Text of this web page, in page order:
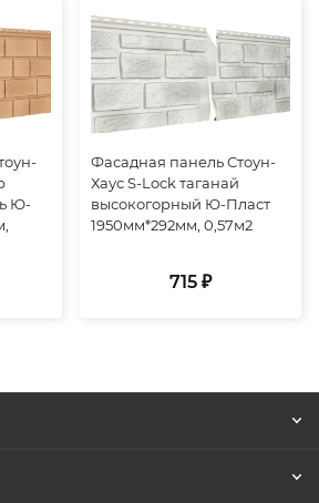
Ю-
Фасадная панель Стоун-
Хаус S-Lock таганай
высокогорный Ю-Пласт
1950мм*292мм, 0,57м2
715 ₽